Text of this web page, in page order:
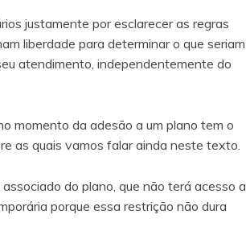
justamente por esclarecer as regras
liberdade para determinar o que seriam
atendimento, independentemente do
momento da adesão a um plano tem o
as quais vamos falar ainda neste texto.
do plano, que não terá acesso a
porque essa restrição não dura